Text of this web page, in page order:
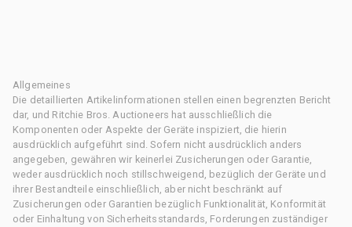
Allgemeines
Die detaillierten Artikelinformationen stellen einen begrenzten Bericht
dar, und Ritchie Bros. Auctioneers hat ausschließlich die
Komponenten oder Aspekte der Geräte inspiziert, die hierin
ausdrücklich aufgeführt sind. Sofern nicht ausdrücklich anders
angegeben, gewähren wir keinerlei Zusicherungen oder Garantie,
weder ausdrücklich noch stillschweigend, bezüglich der Geräte und
ihrer Bestandteile einschließlich, aber nicht beschränkt auf
Zusicherungen oder Garantien bezüglich Funktionalität, Konformität
oder Einhaltung von Sicherheitsstandards, Forderungen zuständiger